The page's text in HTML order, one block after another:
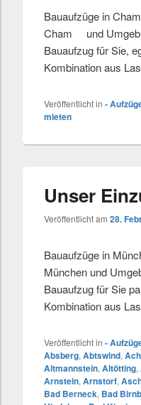
Bauaufzüge in
Cham und
Bauaufzug für Sie,
Kombination aus
Veröffentlicht in -
mieten
Unser
Veröffentlicht am 28.
Bauaufzüge in
München und
Bauaufzug für Sie
Kombination aus
Veröffentlicht in -
Absberg, Abtswind,
Altmannstein, Altötting,
Arnstein, Arnstorf,
Bad Berneck, Bad